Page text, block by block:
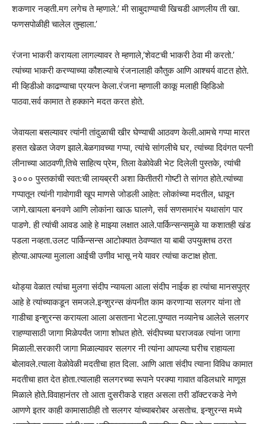
शकणार नव्हती.मग लगेच ते म्हणाले.’ मी साबुदाण्याची खिचडी आणलीय ती खा.
फणसपोळीही चालेल तुम्हाला.’
रंजना भाकरी करायला लागल्यावर ते म्हणाले,’शेवटची भाकरी ठेवा मी करतो.’
त्यांच्या भाकरी करण्याच्या कौशल्याचे रंजनालाही कौतुक आणि आश्चर्य वाटत होते.
मी व्हिडीओ काढण्याचा प्रयत्न केला.रंजना म्हणाली काकू मलाही व्हिडिओ
पाठवा.सर्व कामात ते हक्काने मदत करत होते.
जेवायला बसल्यावर त्यांनी तांदुळाची खीर घेण्याची आठवण केली.आमचे गप्पा मारत
हसत खेळत जेवण झाले.बेळगावच्या गप्पा, त्यांचे सांगलीचे घर, त्यांच्या दिवंगत पत्नी
लीनाच्या आठवणी,तिचे साहित्य प्रेम, तिला वेळोवेळी भेट दिलेली पुस्तके, त्यांची
३००० पुस्तकांची स्वत:ची लायब्ररी अशा कितीतरी गोष्टी ते सांगत होते.त्यांच्या
गप्पातून त्यांनी गावोगावी खूप माणसे जोडली आहेत: लोकांच्या मदतील, धावून
जाणे.खायला बनवणे आणि लोकांना खाऊ घालणे, सर्व सणसमारंभ यथासांग पार
पाडणे. ही त्यांची आवड आहे हे माझ्या लक्षात आले.पार्किन्सन्समुळे या कशातही खंड
पडला नव्हता.उलट पार्किन्सन्स आटोक्यात ठेवण्यात या बाबी उपयुक्तच ठरत
होत्या.आपल्या मुलाला आईची उणीव भासू नये यावर त्यांचा कटाक्ष होता.
थोड्या वेळात त्यांचा मुलगा संदीप न्यायला आला संदीप नाईक हा त्यांचा मानसपुत्र
आहे हे त्यांच्याकडून समजले.इन्शुरन्स कंपनीत काम करणाऱ्या सलगर यांना तो
गाडीचा इन्शुरन्स करायला आला असताना भेटला.पुण्यात नव्यानेच आलेले सलगर
राहण्यासाठी जागा मिळेपर्यंत जागा शोधत होते. संदीपच्या घराजवळ त्यांना जागा
मिळाली.सरकारी जागा मिळाल्यावर सलगर नी त्यांना आपल्या घरीच राहायला
बोलावले.त्याला वेळोवेळी मदतीचा हात दिला. आणि आता संदीप त्याना विविध कामात
मदतीचा हात देत होता.त्यालाही सलगरच्या रूपाने परक्या गावात वडिलधारे माणूस
मिळाले होते.विवाहानंतर तो आता दुसरीकडे राहत असला तरी डॉक्टरकडे नेणे
आणणे इतर काही कामासाठीही तो सलगर यांच्याबरोबर असतोच. इन्शुरन्स मध्ये